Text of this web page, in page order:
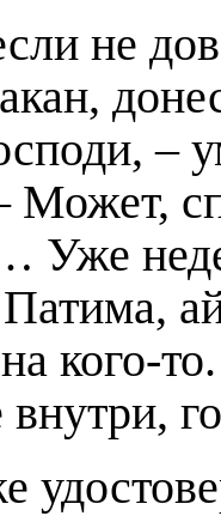
не
–
Может,
Уже
кого-
внутри,